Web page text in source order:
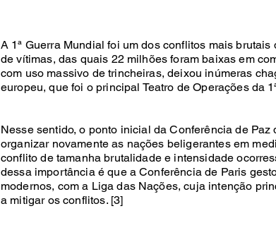
A 1ª Guerra Mundial foi um dos conflitos mais
de vítimas, das quais 22 milhões foram baixas em
com uso massivo de trincheiras, deixou inúmeras
europeu, que foi o principal Teatro de Operações da
Nesse sentido, o ponto inicial da Conferência de
organizar novamente as nações beligerantes em
conflito de tamanha brutalidade e intensidade
dessa importância é que a Conferência de Paris
modernos, com a Liga das Nações, cuja intenção
a mitigar os conflitos. [3]